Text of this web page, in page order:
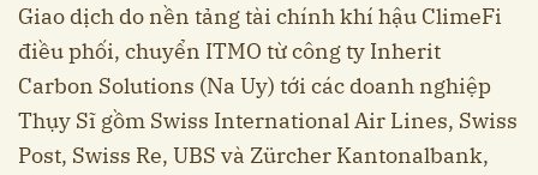
Giao dịch do nền tảng tài chính khí hậu ClimeFi
điều phối, chuyển ITMO từ công ty Inherit
Carbon Solutions (Na Uy) tới các doanh nghiệp
Thụy Sĩ gồm Swiss International Air Lines, Swiss
Post, Swiss Re, UBS và Zürcher Kantonalbank,